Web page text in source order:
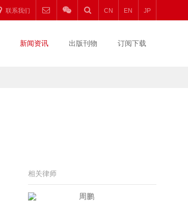
联系我们 CN EN JP
新闻资讯 出版刊物 订阅下载
相关律师
周鹏